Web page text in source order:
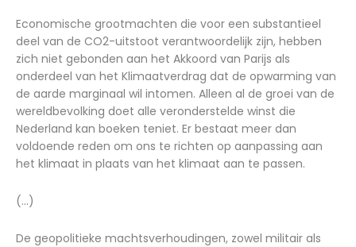
Economische grootmachten die voor een substantieel
deel van de CO2-uitstoot verantwoordelijk zijn, hebben
zich niet gebonden aan het Akkoord van Parijs als
onderdeel van het Klimaatverdrag dat de opwarming van
de aarde marginaal wil intomen. Alleen al de groei van de
wereldbevolking doet alle veronderstelde winst die
Nederland kan boeken teniet. Er bestaat meer dan
voldoende reden om ons te richten op aanpassing aan
het klimaat in plaats van het klimaat aan te passen.
(...)
De geopolitieke machtsverhoudingen, zowel militair als